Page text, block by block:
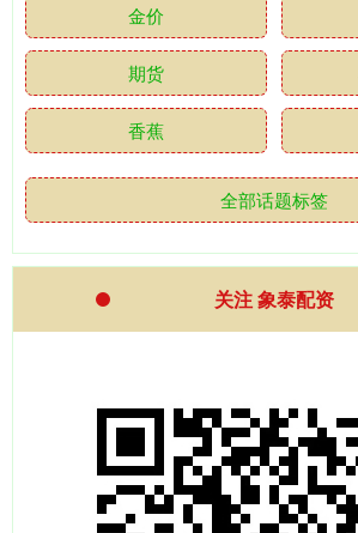
金价
期货
香蕉
全部话题标签
关注 象泰配资